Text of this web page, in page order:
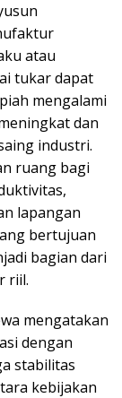
atau
tukar dapat
mengalami
dan
industri.
ruang bagi
lapangan
bertujuan
bagian dari
riil.
mengatakan
dengan
stabilitas
kebijakan